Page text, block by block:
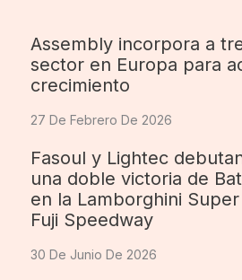
Assembly incorpora a
sector en Europa para
crecimiento
27 De Febrero De 2026
Fasoul y Lightec
una doble victoria de
en la Lamborghini
Fuji Speedway
30 De Junio De 2026